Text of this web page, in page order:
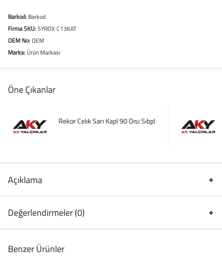
Barkod: Barkod
Firma SKU:SYROX C136AT
OEM No:OEM
Marka: Ürün Markası
Öne Çıkanlar
Rekor Celık Sarı Kapl 90 Dısı Sıbpl
Açıklama
Değerlendirmeler (0)
Benzer Ürünler